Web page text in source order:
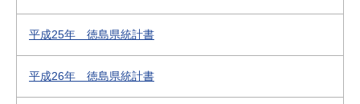
平成25年 徳島県統計書
平成26年 徳島県統計書